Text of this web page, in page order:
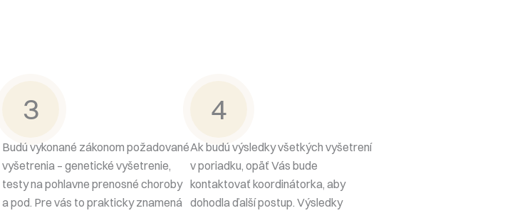
3
Budú vykonané zákonom požadované
vyšetrenia – genetické vyšetrenie,
testy na pohlavne prenosné choroby
a pod. Pre vás to prakticky znamená
4
Ak budú výsledky všetkých vyšetrení
v poriadku, opäť Vás bude
kontaktovať koordinátorka, aby
dohodla ďalší postup. Výsledky